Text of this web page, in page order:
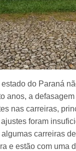
do Paraná
anos, a
nas carreiras,
foram
carreiras
e estão com uma